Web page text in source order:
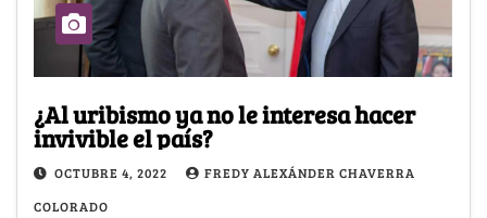
¿Al uribismo ya no le interesa hacer
invivible el país?
OCTUBRE 4, 2022
FREDY ALEXÁNDER CHAVERRA
COLORADO